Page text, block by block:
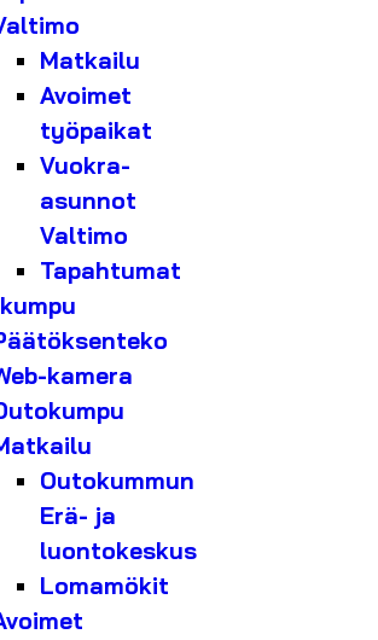
Matkailu
Avoimet
työpaikat
Vuokra-
asunnot
Valtimo
Tapahtumat
kamera
Outokummun
Erä- ja
luontokeskus
Lomamökit